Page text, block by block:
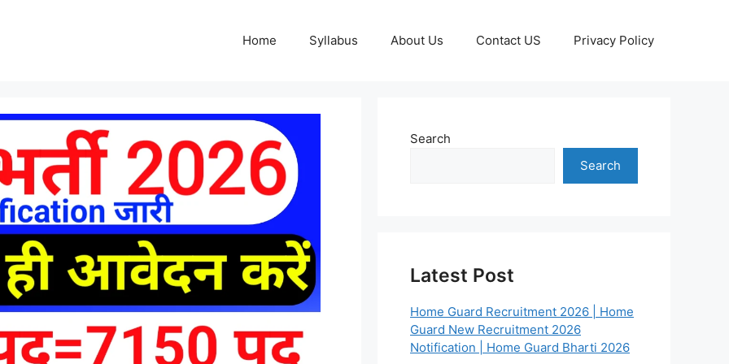
Home Syllabus About Us Contact US Privacy Policy
Search
Search
Latest Post
Home Guard Recruitment 2026 | Home
Guard New Recruitment 2026
Notification | Home Guard Bharti 2026